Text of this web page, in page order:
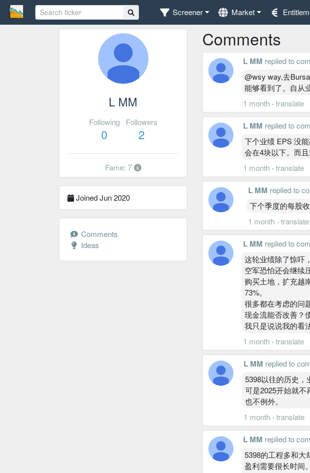
Screener Market
L MM
Following
0
Followers
2
Fame: 7
Joined Jun 2020
Comments
Ideas
Comments
L MM replied to
@wsy way,去
能够看到了。自从
1 month · translate
L MM replied to
下个业绩 EPS 没
会在4块以下。而且
1 month · translate
L MM replied to
下个季度的每股
1 month · translate
L MM replied to
这轮业绩除了惊吓
空军恐怕还会继续
购买土地，扩充越
73%。
很多都在考虑的问
现金流能否改善？
我只是说说我的看
1 month · translate
L MM replied to
5398以往的历史，
可是2025开始就不
也不例外。
1 month · translate
L MM replied to
5398的工程多和大
盈利需要很长时间